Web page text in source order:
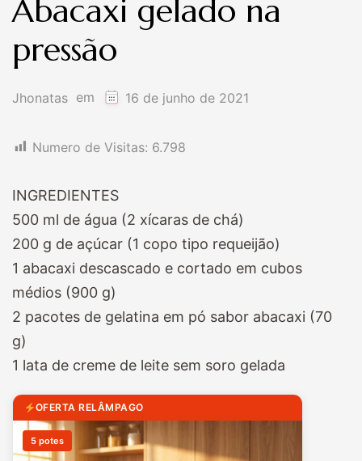
Abacaxi gelado na
pressão
Jhonatas em 16 de junho de 2021
Numero de Visitas: 6.798
INGREDIENTES
500 ml de água (2 xícaras de chá)
200 g de açúcar (1 copo tipo requeijão)
1 abacaxi descascado e cortado em cubos
médios (900 g)
2 pacotes de gelatina em pó sabor abacaxi (70
g)
1 lata de creme de leite sem soro gelada
OFERTA RELÂMPAGO
5 potes